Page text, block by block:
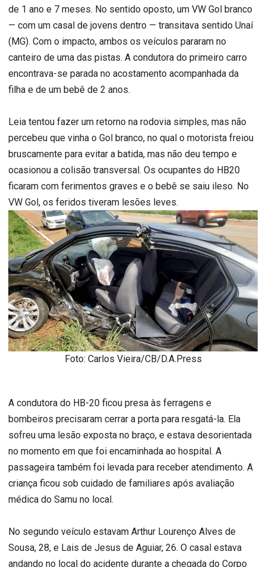
de 1 ano e 7 meses. No sentido oposto, um VW Gol branco
— com um casal de jovens dentro — transitava sentido Unaí
(MG). Com o impacto, ambos os veículos pararam no
canteiro de uma das pistas. A condutora do primeiro carro
encontrava-se parada no acostamento acompanhada da
filha e de um bebê de 2 anos.
Leia tentou fazer um retorno na rodovia simples, mas não
percebeu que vinha o Gol branco, no qual o motorista freiou
bruscamente para evitar a batida, mas não deu tempo e
ocasionou a colisão transversal. Os ocupantes do HB20
ficaram com ferimentos graves e o bebê se saiu ileso. No
VW Gol, os feridos tiveram lesões leves.
Foto: Carlos Vieira/CB/D.A.Press
A condutora do HB-20 ficou presa às ferragens e
bombeiros precisaram cerrar a porta para resgatá-la. Ela
sofreu uma lesão exposta no braço, e estava desorientada
no momento em que foi encaminhada ao hospital. A
passageira também foi levada para receber atendimento. A
criança ficou sob cuidado de familiares após avaliação
médica do Samu no local.
No segundo veículo estavam Arthur Lourenço Alves de
Sousa, 28, e Lais de Jesus de Aguiar, 26. O casal estava
andando no local do acidente durante a chegada do Corpo